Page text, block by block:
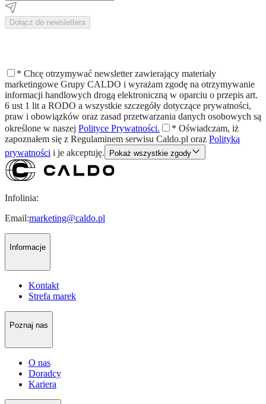
Dołącz do newslettera
* Chcę otrzymywać newsletter zawierający materiały
marketingowe Grupy CALDO i wyrażam zgodę na otrzymywanie
informacji handlowych drogą elektroniczną w oparciu o przepis art.
6 ust 1 lit a RODO a wszystkie szczegóły dotyczące prywatności,
praw i obowiązków oraz zasad przetwarzania danych osobowych są
określone w naszej Polityce Prywatności. * Oświadczam, iż
zapoznałem się z Regulaminem serwisu Caldo.pl oraz Polityką
prywatności i je akceptuję. Pokaż wszystkie zgody
Infolinia:
Email:marketing@caldo.pl
Informacje
Kontakt
Strefa marek
Poznaj nas
O nas
Doradcy
Kariera